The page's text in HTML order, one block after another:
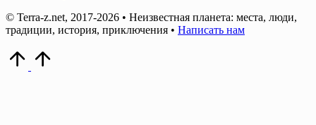
© Terra-z.net, 2017-2026 • Неизвестная планета: места, люди,
традиции, история, приключения • Написать нам